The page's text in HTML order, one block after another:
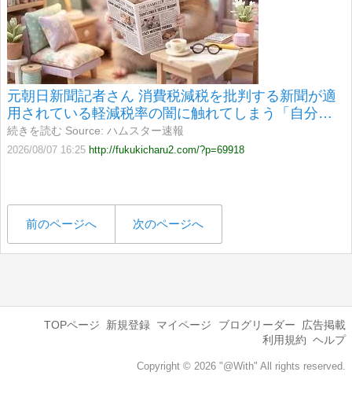
元朝日新聞記者さん 消費税減税を批判する新聞が適
用されている軽減税率の闇に触れてしまう「自分た
ちだけが特別扱いされる理由を社説で論じてほし
い」
続きを読む Source: ハムスター速報
2026/08/07 16:25 http://fukukicharu2.com/?p=69918
前のページへ 次のページへ
TOPページ 新規登録 マイページ ブログリーダー
広告掲載
利用規約 ヘルプ
Copyright © 2026 "@With" All rights reserved.